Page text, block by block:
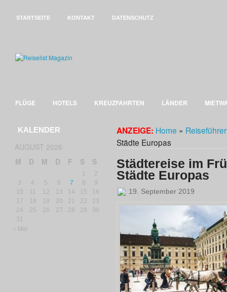
STARTSEITE KONTAKT DATENSCHUTZ
FLÜGE HOTELS KREUZFAHRTEN LÄNDER
KALENDER
AUGUST 2026
M
D M D F S S
1
2
3
4 5 6 7 8
9
10
11 12 13 14 15
16
17
18 19 20 21 22
23
24
25 26 27 28 29
30
31
« Mai
ANZEIGE: Home » Reiseführer
Städte Europas
Städtereise im
Städte Europas
19. September 2019